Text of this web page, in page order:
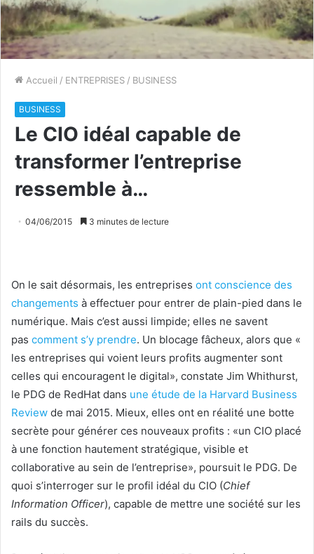
Accueil / ENTREPRISES / BUSINESS
BUSINESS
Le CIO idéal capable de
transformer l’entreprise
ressemble à…
04/06/2015 3 minutes de lecture
On le sait désormais, les entreprises ont conscience des
changements à effectuer pour entrer de plain-pied dans le
numérique. Mais c’est aussi limpide; elles ne savent
pas comment s’y prendre. Un blocage fâcheux, alors que «
les entreprises qui voient leurs profits augmenter sont
celles qui encouragent le digital», constate Jim Whithurst,
le PDG de RedHat dans une étude de la Harvard Business
Review de mai 2015. Mieux, elles ont en réalité une botte
secrète pour générer ces nouveaux profits : «un CIO placé
à une fonction hautement stratégique, visible et
collaborative au sein de l’entreprise», poursuit le PDG. De
quoi s’interroger sur le profil idéal du CIO (Chief
Information Officer), capable de mettre une société sur les
rails du succès.